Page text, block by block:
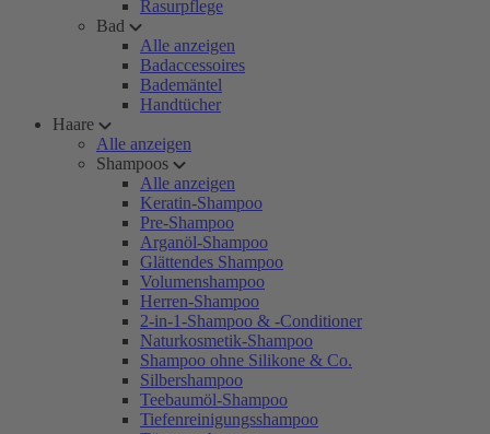
Rasurpflege
Bad
Alle anzeigen
Badaccessoires
Bademäntel
Handtücher
Haare
Alle anzeigen
Shampoos
Alle anzeigen
Keratin-Shampoo
Pre-Shampoo
Arganöl-Shampoo
Glättendes Shampoo
Volumenshampoo
Herren-Shampoo
2-in-1-Shampoo & -Conditioner
Naturkosmetik-Shampoo
Shampoo ohne Silikone & Co.
Silbershampoo
Teebaumöl-Shampoo
Tiefenreinigungsshampoo